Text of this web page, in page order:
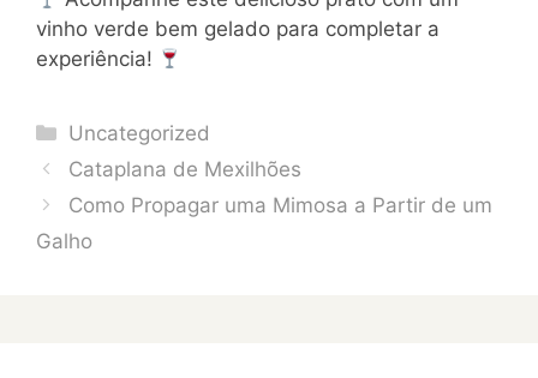
vinho verde bem gelado para completar a
experiência!
Categories
Uncategorized
Cataplana de Mexilhões
Como Propagar uma Mimosa a Partir de um
Galho